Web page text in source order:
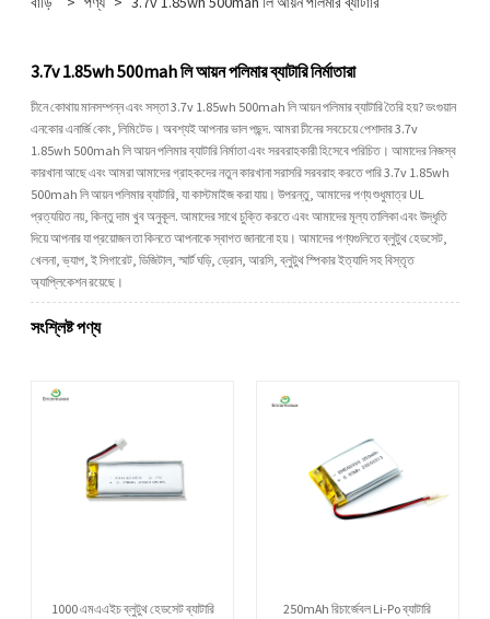
3.7v 1.85wh 500mah লি আয়ন পলিমার ব্যাটারি নির্মাতারা
চীনে কোথায় মানসম্পন্ন এবং সস্তা 3.7v 1.85wh 500mah লি আয়ন পলিমার ব্যাটারি তৈরি হয়? ডংগুয়ান
এনকোর এনার্জি কোং, লিমিটেড। অবশ্যই আপনার ভাল পছন্দ. আমরা চীনের সবচেয়ে পেশাদার 3.7v
1.85wh 500mah লি আয়ন পলিমার ব্যাটারি নির্মাতা এবং সরবরাহকারী হিসেবে পরিচিত। আমাদের নিজস্ব
কারখানা আছে এবং আমরা আমাদের গ্রাহকদের নতুন কারখানা সরাসরি সরবরাহ করতে পারি 3.7v 1.85wh
500mah লি আয়ন পলিমার ব্যাটারি, যা কাস্টমাইজ করা যায়। উপরন্তু, আমাদের পণ্য শুধুমাত্র UL
প্রত্যয়িত নয়, কিন্তু দাম খুব অনুকূল. আমাদের সাথে চুক্তি করতে এবং আমাদের মূল্য তালিকা এবং উদ্ধৃতি
দিয়ে আপনার যা প্রয়োজন তা কিনতে আপনাকে স্বাগত জানানো হয়। আমাদের পণ্যগুলিতে ব্লুটুথ হেডসেট,
খেলনা, ভ্যাপ, ই সিগারেট, ডিজিটাল, স্মার্ট ঘড়ি, ড্রোন, আরসি, ব্লুটুথ স্পিকার ইত্যাদি সহ বিস্তৃত
অ্যাপ্লিকেশন রয়েছে।
সংশ্লিষ্ট পণ্য
1000 এমএএইচ ব্লুটুথ হেডসেট ব্যাটারি 250mAh রিচার্জেবল Li-Po ব্যাটারি